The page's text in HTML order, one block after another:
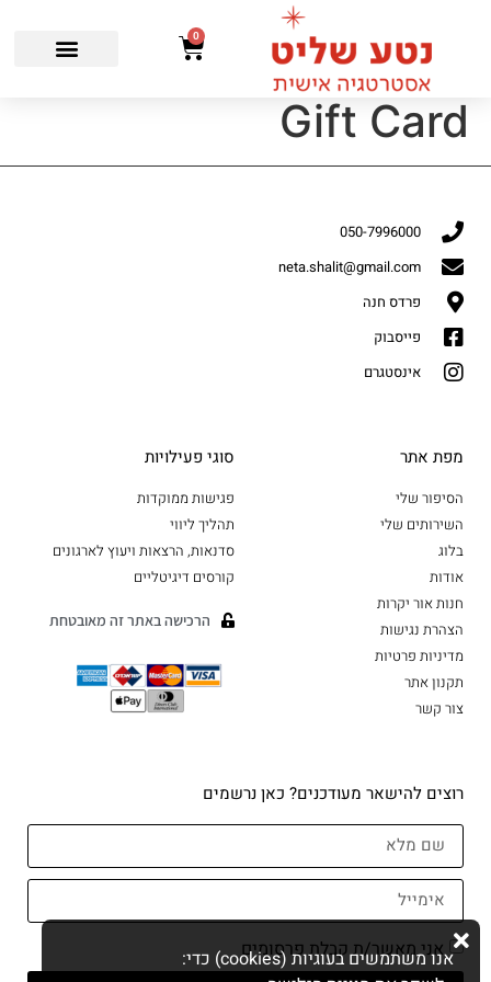
0
Gift Card
050-7996000
neta.shalit@gmail.com
פרדס חנה
פייסבוק
אינסטגרם
מפת אתר
הסיפור שלי
השירותים שלי
בלוג
אודות
חנות אור יקרות
הצהרת נגישות
מדיניות פרטיות
תקנון אתר
צור קשר
סוגי פעילויות
פגישות ממוקדות
תהליך ליווי
סדנאות, הרצאות ויעוץ לארגונים
קורסים דיגיטליים
הרכישה באתר זה מאובטחת
רוצים להישאר מעודכנים? כאן נרשמים
אני מאשר/ת קבלת פרסומים
אנו משתמשים בעוגיות (cookies) כדי: